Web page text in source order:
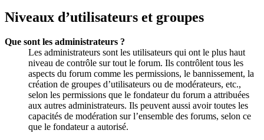
Niveaux d’utilisateurs et groupes
Que sont les administrateurs ?
Les administrateurs sont les utilisateurs qui ont le plus haut
niveau de contrôle sur tout le forum. Ils contrôlent tous les
aspects du forum comme les permissions, le bannissement, la
création de groupes d’utilisateurs ou de modérateurs, etc.,
selon les permissions que le fondateur du forum a attribuées
aux autres administrateurs. Ils peuvent aussi avoir toutes les
capacités de modération sur l’ensemble des forums, selon ce
que le fondateur a autorisé.